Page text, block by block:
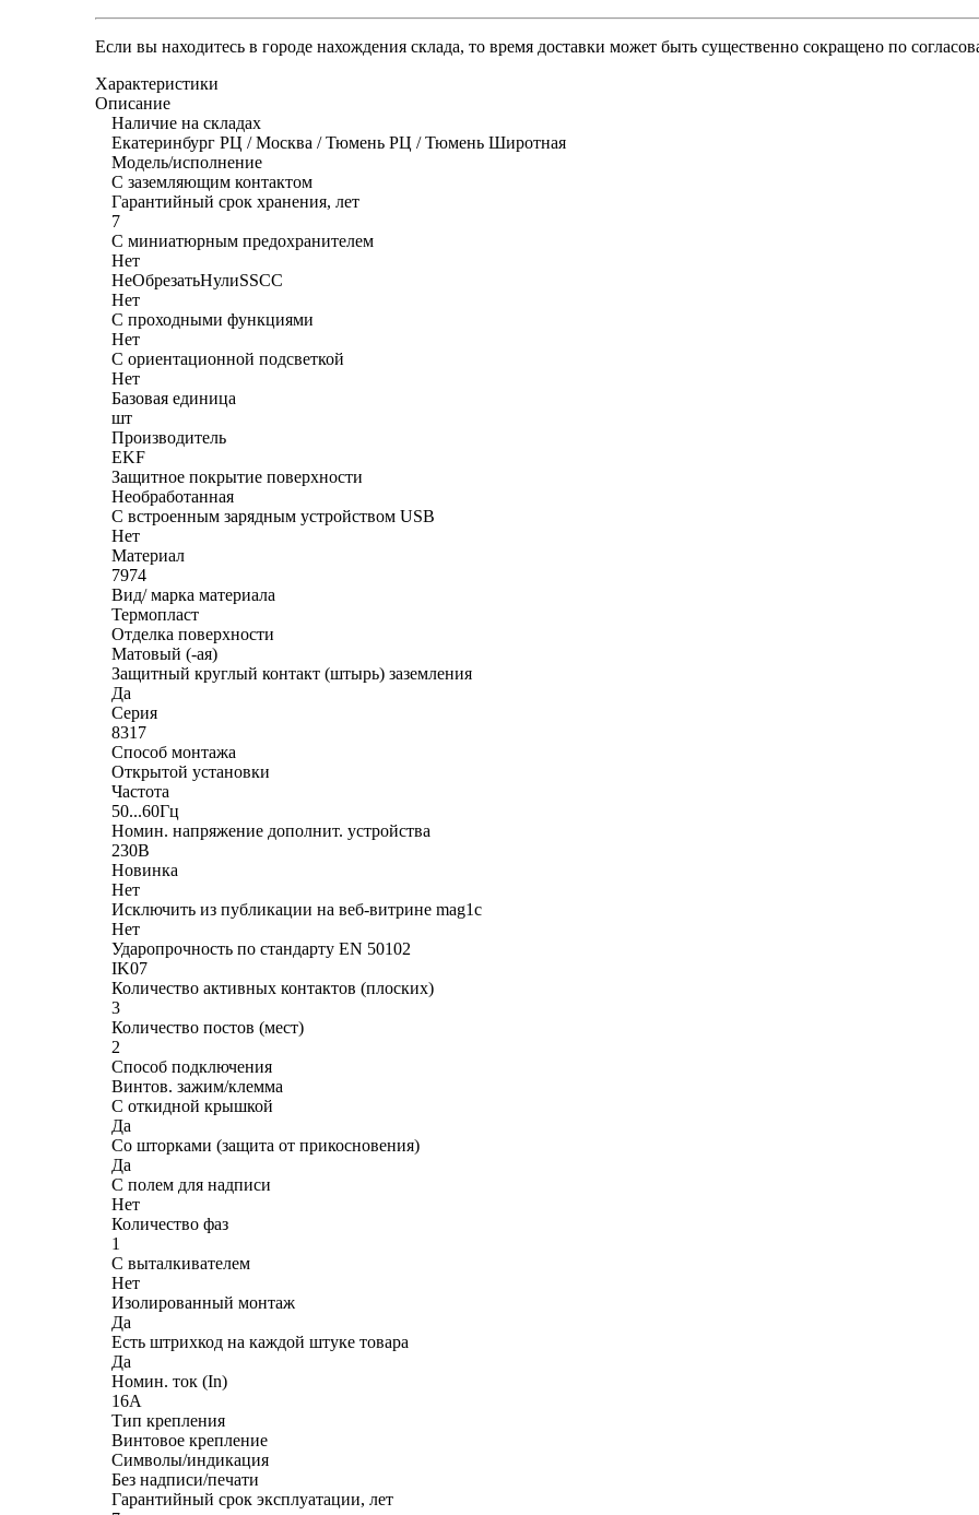
Если вы находитесь в городе нахождения склада, то время доставки может быть существенно сокращено по
Характеристики
Описание
Наличие на складах
Екатеринбург РЦ / Москва / Тюмень РЦ / Тюмень Широтная
Модель/исполнение
С заземляющим контактом
Гарантийный срок хранения, лет
7
С миниатюрным предохранителем
Нет
НеОбрезатьНулиSSCC
Нет
С проходными функциями
Нет
С ориентационной подсветкой
Нет
Базовая единица
шт
Производитель
EKF
Защитное покрытие поверхности
Необработанная
С встроенным зарядным устройством USB
Нет
Материал
7974
Вид/ марка материала
Термопласт
Отделка поверхности
Матовый (-ая)
Защитный круглый контакт (штырь) заземления
Да
Серия
8317
Способ монтажа
Открытой установки
Частота
50...60Гц
Номин. напряжение дополнит. устройства
230В
Новинка
Нет
Исключить из публикации на веб-витрине mag1c
Нет
Ударопрочность по стандарту EN 50102
IK07
Количество активных контактов (плоских)
3
Количество постов (мест)
2
Способ подключения
Винтов. зажим/клемма
С откидной крышкой
Да
Со шторками (защита от прикосновения)
Да
С полем для надписи
Нет
Количество фаз
1
С выталкивателем
Нет
Изолированный монтаж
Да
Есть штрихкод на каждой штуке товара
Да
Номин. ток (In)
16А
Тип крепления
Винтовое крепление
Символы/индикация
Без надписи/печати
Гарантийный срок эксплуатации, лет